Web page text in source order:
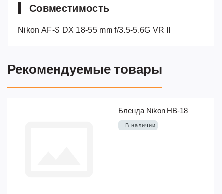
Совместимость
Nikon AF-S DX 18-55 mm f/3.5-5.6G VR II
Рекомендуемые товары
Бленда Nikon HB-18
В наличии